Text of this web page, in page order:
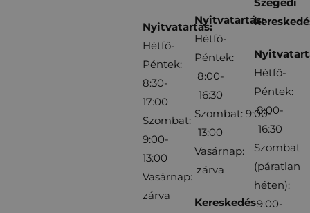
Nyitvatartás:
Hétfő-
Péntek:
8:30-
17:00
Szombat:
9:00-
13:00
Vasárnap:
zárva
Nyitvatartás:
Hétfő-
Péntek:
8:00-
16:30
Szombat: 9:00-
13:00
Vasárnap:
zárva
Kereskedés
Hétfő-
Péntek:
8:00-
16:30
Szombat
(páratlan
héten):
9:00-